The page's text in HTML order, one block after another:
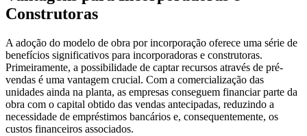
Construtoras
A adoção do modelo de obra por incorporação oferece uma série de
benefícios significativos para incorporadoras e construtoras.
Primeiramente, a possibilidade de captar recursos através de pré-
vendas é uma vantagem crucial. Com a comercialização das
unidades ainda na planta, as empresas conseguem financiar parte da
obra com o capital obtido das vendas antecipadas, reduzindo a
necessidade de empréstimos bancários e, consequentemente, os
custos financeiros associados.